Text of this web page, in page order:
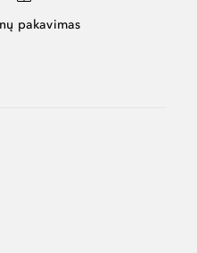
pakavimas